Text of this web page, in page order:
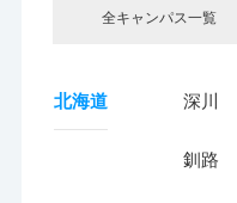
全キャンパス一覧
北海道 深川
釧路